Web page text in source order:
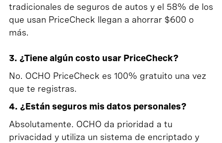
tradicionales de seguros de autos y el 58% de los
que usan PriceCheck llegan a ahorrar $600 o
más.
3. ¿Tiene algún costo usar PriceCheck?
No. OCHO PriceCheck es 100% gratuito una vez
que te registras.
4. ¿Están seguros mis datos personales?
Absolutamente. OCHO da prioridad a tu
privacidad y utiliza un sistema de encriptado y